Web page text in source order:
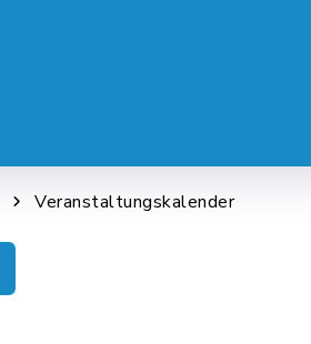
RATHAUS & SERVICE
Veranstaltungskalender